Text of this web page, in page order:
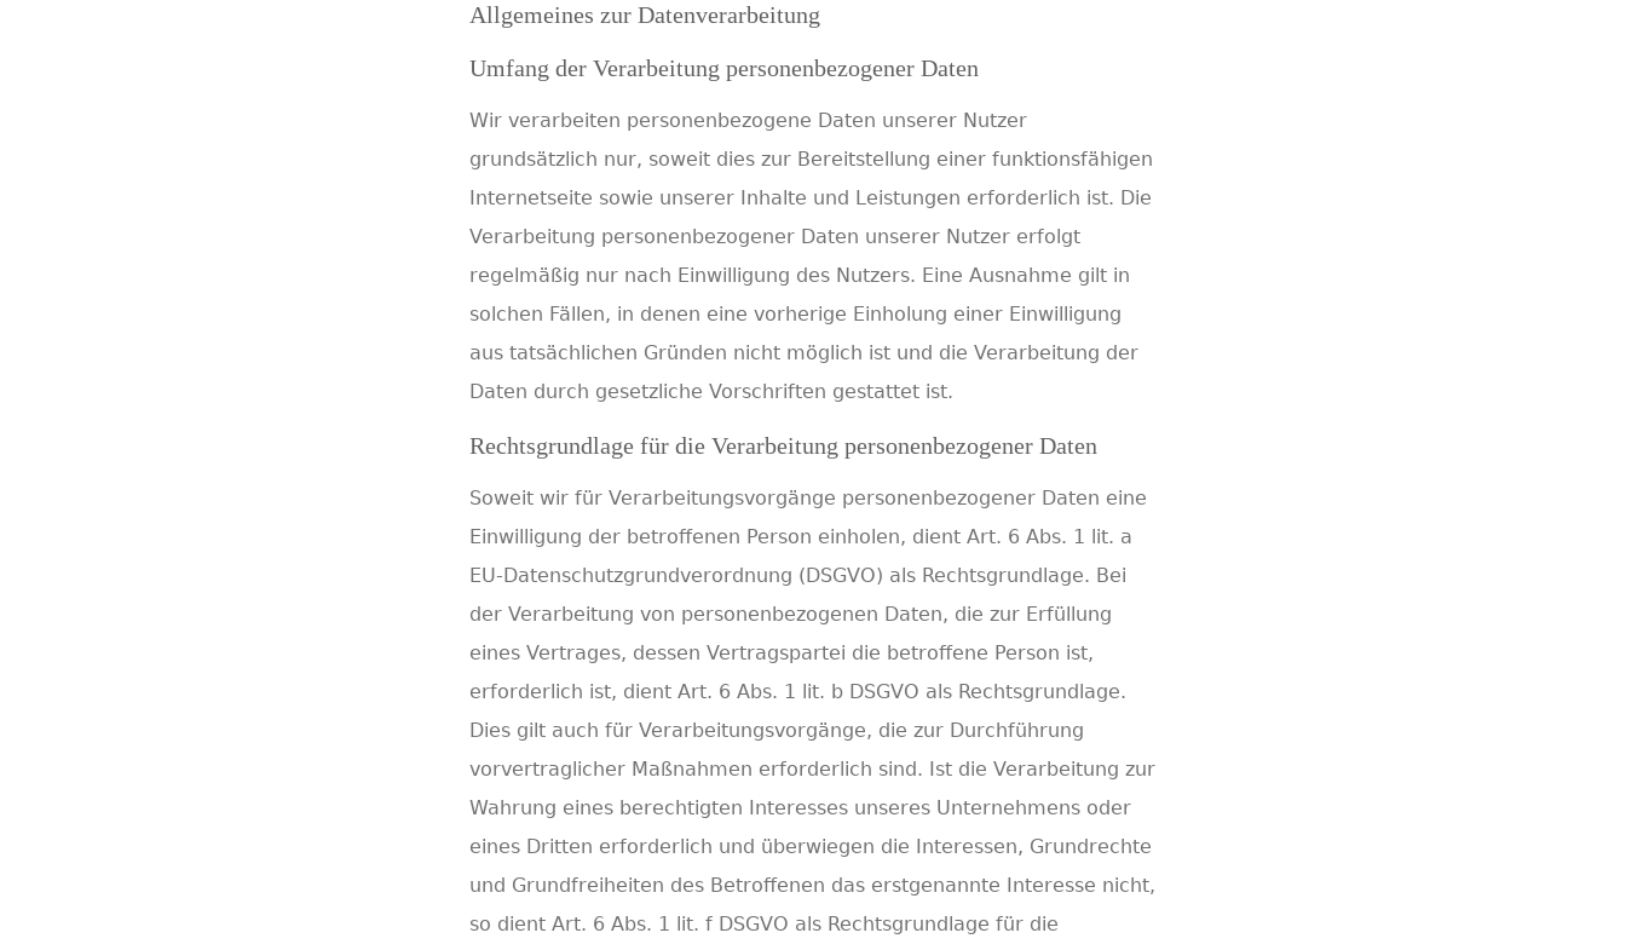
Allgemeines zur Datenverarbeitung
Umfang der Verarbeitung personenbezogener Daten
Wir verarbeiten personenbezogene Daten unserer Nutzer
grundsätzlich nur, soweit dies zur Bereitstellung einer funktionsfähigen
Internetseite sowie unserer Inhalte und Leistungen erforderlich ist. Die
Verarbeitung personenbezogener Daten unserer Nutzer erfolgt
regelmäßig nur nach Einwilligung des Nutzers. Eine Ausnahme gilt in
solchen Fällen, in denen eine vorherige Einholung einer Einwilligung
aus tatsächlichen Gründen nicht möglich ist und die Verarbeitung der
Daten durch gesetzliche Vorschriften gestattet ist.
Rechtsgrundlage für die Verarbeitung personenbezogener Daten
Soweit wir für Verarbeitungsvorgänge personenbezogener Daten eine
Einwilligung der betroffenen Person einholen, dient Art. 6 Abs. 1 lit. a
EU-Datenschutzgrundverordnung (DSGVO) als Rechtsgrundlage. Bei
der Verarbeitung von personenbezogenen Daten, die zur Erfüllung
eines Vertrages, dessen Vertragspartei die betroffene Person ist,
erforderlich ist, dient Art. 6 Abs. 1 lit. b DSGVO als Rechtsgrundlage.
Dies gilt auch für Verarbeitungsvorgänge, die zur Durchführung
vorvertraglicher Maßnahmen erforderlich sind. Ist die Verarbeitung zur
Wahrung eines berechtigten Interesses unseres Unternehmens oder
eines Dritten erforderlich und überwiegen die Interessen, Grundrechte
und Grundfreiheiten des Betroffenen das erstgenannte Interesse nicht,
so dient Art. 6 Abs. 1 lit. f DSGVO als Rechtsgrundlage für die